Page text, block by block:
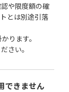
や限度額の確
とは別途引落
ります。
さい。
できません